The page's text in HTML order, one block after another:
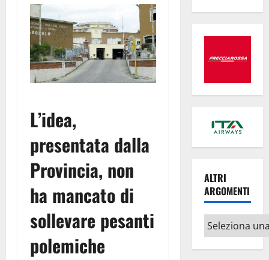
L’idea,
presentata dalla
Provincia, non
ha mancato di
sollevare pesanti
polemiche
ALTRI
ARGOMENTI
Altri
argomenti